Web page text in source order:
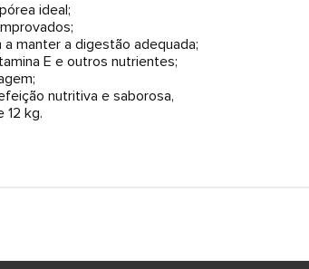
ideal;
manter a digestão adequada;
E e outros nutrientes;
nutritiva e saborosa,
12 kg.